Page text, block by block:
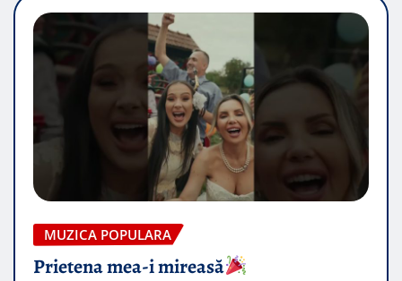
MUZICA POPULARA
Prietena mea-i mireasă​